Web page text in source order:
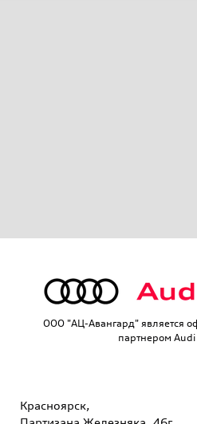
OOO "АЦ-Авангард" является
партнером Audi
Красноярск,